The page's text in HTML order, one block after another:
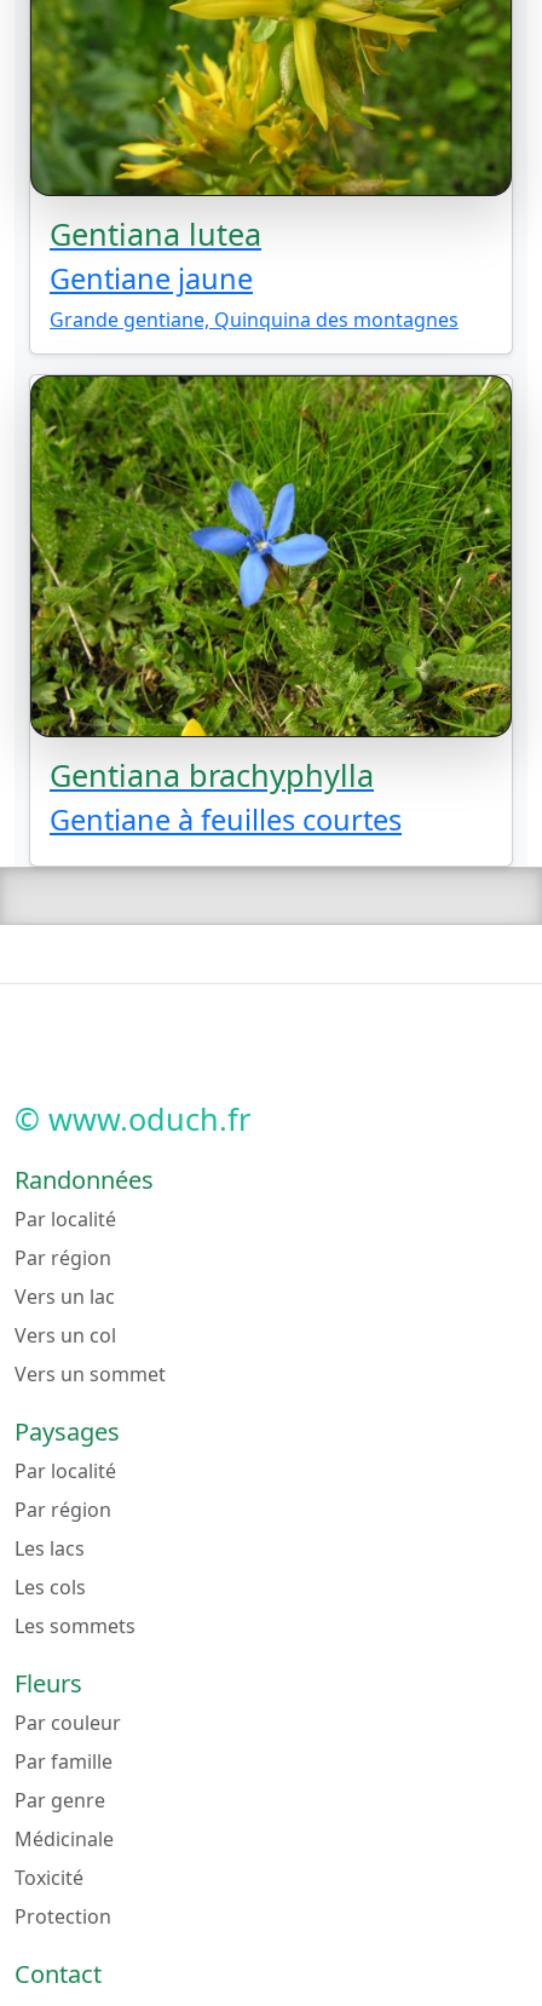
Gentiana lutea
Gentiane jaune
Grande gentiane, Quinquina des montagnes
Gentiana brachyphylla
Gentiane à feuilles courtes
© www.oduch.fr
Randonnées
Par localité
Par région
Vers un lac
Vers un col
Vers un sommet
Paysages
Par localité
Par région
Les lacs
Les cols
Les sommets
Fleurs
Par couleur
Par famille
Par genre
Médicinale
Toxicité
Protection
Contact